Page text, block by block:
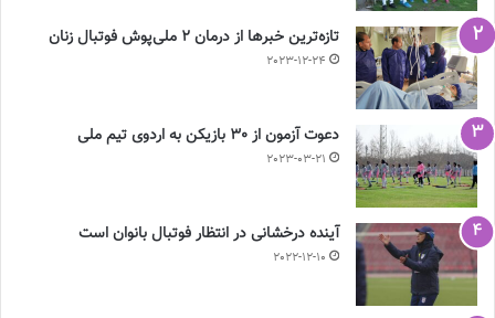
تازه‌ترین خبرها از درمان ۲ ملی‌پوش فوتبال زنان
2023-12-24
دعوت آزمون از 30 بازیکن به اردوی تیم ملی
2023-03-21
آینده درخشانی در انتظار فوتبال بانوان است
2022-12-10